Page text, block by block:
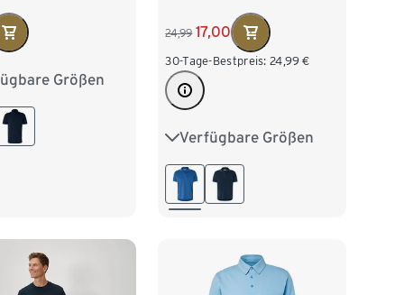
Größen
M 48/50
24,99 17,00
30-Tage-Bestpreis: 24,99 €
Verfügbare Größen
M 48/50 L 52/54
XL 56/58